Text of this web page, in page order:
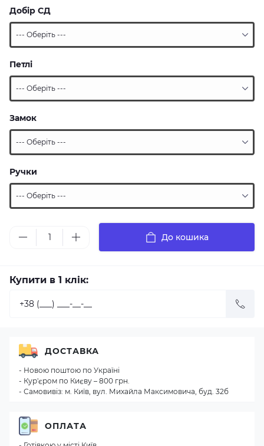
Добір СД
Петлі
Замок
Ручки
До кошика
Купити в 1 клік:
ДОСТАВКА
- Новою поштою по Україні
- Кур'єром по Києву – 800 грн.
- Самовивіз: м. Київ, вул. Михайла Максимовича, буд. 32б
ОПЛАТА